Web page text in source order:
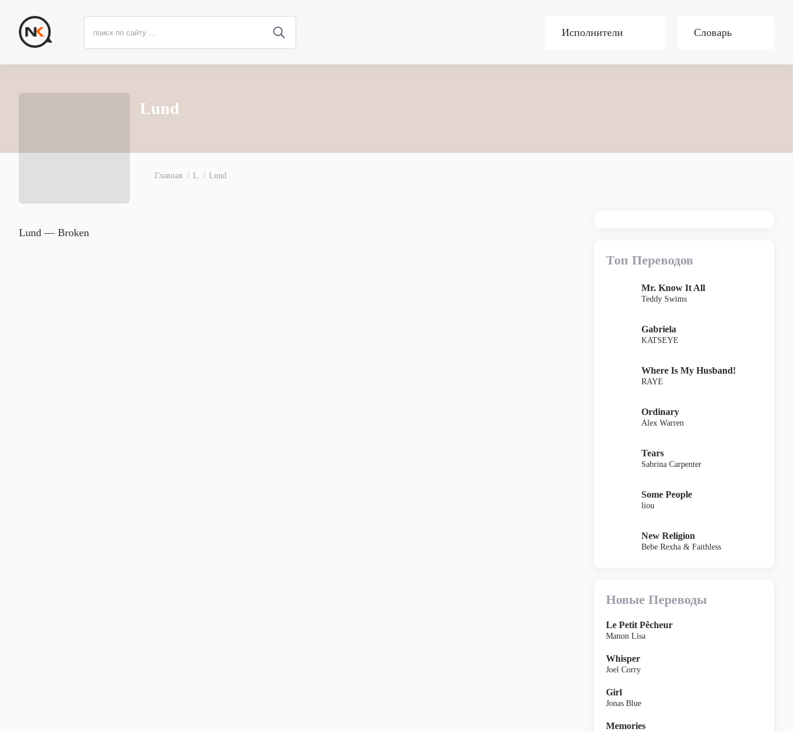
Исполнители Словарь
Lund
Главная L Lund
Lund — Broken
Топ Переводов
Mr. Know It All
Teddy Swims
Gabriela
KATSEYE
Where Is My Husband!
RAYE
Ordinary
Alex Warren
Tears
Sabrina Carpenter
Some People
liou
New Religion
Bebe Rexha & Faithless
Новые Переводы
Le Petit Pêcheur
Manon Lisa
Whisper
Joel Corry
Girl
Jonas Blue
Memories